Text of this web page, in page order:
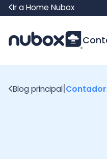
Ir a Home Nubox